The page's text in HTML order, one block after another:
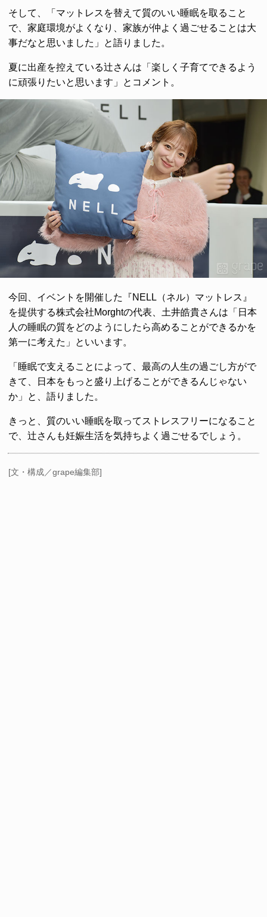
そして、「マットレスを替えて質のいい睡眠を取ること
で、家庭環境がよくなり、家族が仲よく過ごせることは大
事だなと思いました」と語りました。
夏に出産を控えている辻さんは「楽しく子育てできるよう
に頑張りたいと思います」とコメント。
今回、イベントを開催した『NELL（ネル）マットレス』
を提供する株式会社Morghtの代表、土井皓貴さんは「日本
人の睡眠の質をどのようにしたら高めることができるかを
第一に考えた」といいます。
「睡眠で支えることによって、最高の人生の過ごし方がで
きて、日本をもっと盛り上げることができるんじゃない
か」と、語りました。
きっと、質のいい睡眠を取ってストレスフリーになること
で、辻さんも妊娠生活を気持ちよく過ごせるでしょう。
[文・構成／grape編集部]